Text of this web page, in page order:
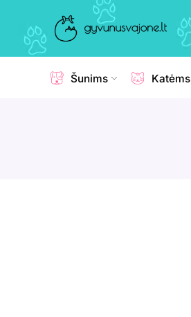
Šunims Katėms